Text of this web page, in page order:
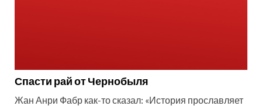
Спасти рай от Чернобыля
Жан Анри Фабр как-то сказал: «История прославляет